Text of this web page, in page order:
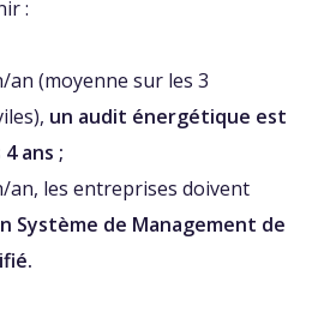
:
an (moyenne sur les 3
un audit énergétique est
ans ;
an, les entreprises doivent
de Management de